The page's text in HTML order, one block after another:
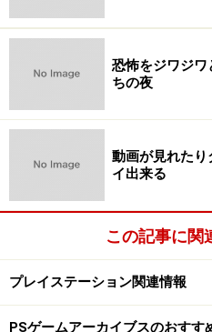
【続報】PlayStation 3は
最新HDMI，HDD搭載：ITpro
一部では「毎度の初期不良
だ」という声も聞かれます
はない為、混同すべきでは
不良ではない分タチが悪い
※記事内容は執筆時点のものです
1/2
恐怖をジワジワ
ちの夜
動画が見れたり
イ出来る
この記事に関
プレイステーション関連情報
PSゲームアーカイブスのおすす